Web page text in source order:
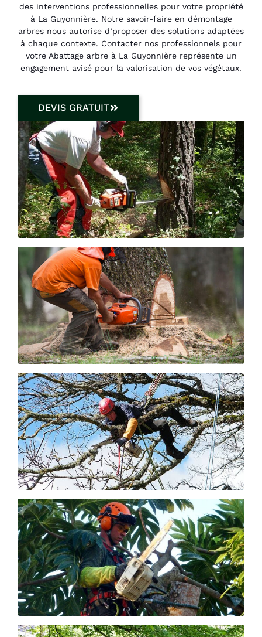
des interventions professionnelles pour votre propriété
à La Guyonnière. Notre savoir-faire en démontage
arbres nous autorise d’proposer des solutions adaptées
à chaque contexte. Contacter nos professionnels pour
votre Abattage arbre à La Guyonnière représente un
engagement avisé pour la valorisation de vos végétaux.
DEVIS GRATUIT